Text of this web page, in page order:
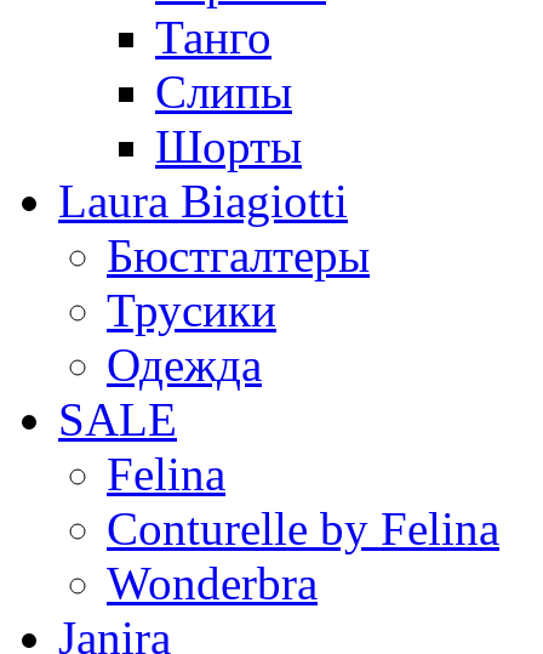
Танго
Слипы
Шорты
Laura Biagiotti
Бюстгалтеры
Трусики
Одежда
SALE
Felina
Conturelle by Felina
Wonderbra
Janira